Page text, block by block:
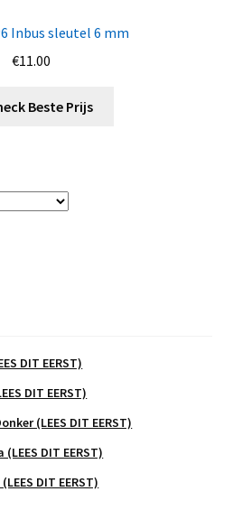
Inbus sleutel 6 mm
€11.00
Beste Prijs
DIT EERST)
DIT EERST)
(LEES DIT EERST)
DIT EERST)
DIT EERST)